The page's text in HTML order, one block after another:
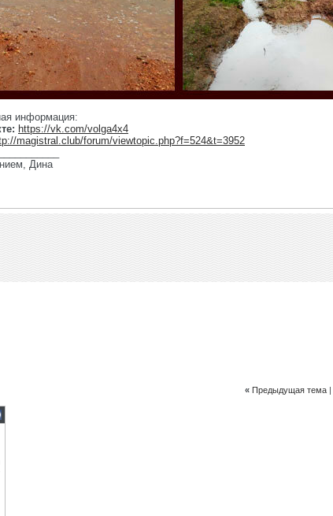
информация:
https://vk.com/volga4x4
magistral.club/forum/viewtopic.php?f=524&t=3952
Дина
« Предыдущая тема|